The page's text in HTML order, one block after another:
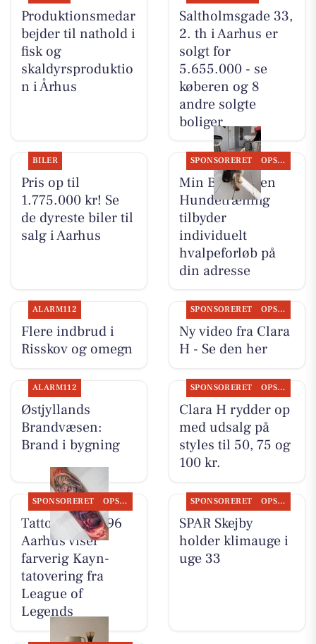
Produktionsmedar
bejder til nathold i
fisk og
skaldyrsproduktio
n i Århus
Saltholmsgade 33,
2. th i Aarhus er
solgt for
5.655.000 - se
køberen og 8
andre solgte
boliger
BILER
Pris op til
1.775.000 kr! Se
de dyreste biler til
salg i Aarhus
SPONSORERET OPSLAGSTAVLEN
Min Bedste Ven
Hundetræning
tilbyder
individuelt
hvalpeforløb på
din adresse
ALARM112
Flere indbrud i
Risskov og omegn
SPONSORERET OPSLAGSTAVLEN
Ny video fra Clara
H - Se den her
ALARM112
Østjyllands
Brandvæsen:
Brand i bygning
SPONSORERET OPSLAGSTAVLEN
Clara H rydder op
med udsalg på
styles til 50, 75 og
100 kr.
SPONSORERET OPSLAGSTAVLEN
Tattoo Studio 96
Aarhus viser
farverig Kayn-
tatovering fra
League of
Legends
SPONSORERET OPSLAGSTAVLEN
SPAR Skejby
holder klimauge i
uge 33